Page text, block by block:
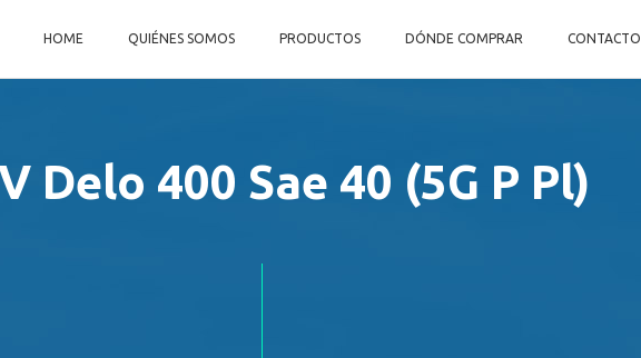
HOME QUIÉNES SOMOS PRODUCTOS DÓNDE COMPRAR CONTACTO
Delo 400 Sae 40 (5G P Pl)